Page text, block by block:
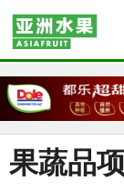
果蔬品